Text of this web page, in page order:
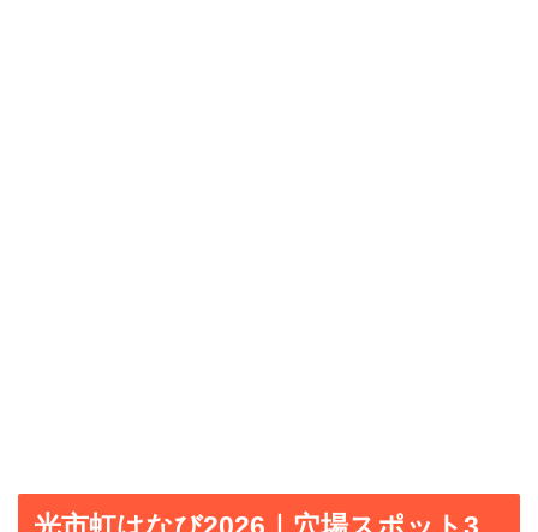
光市虹はなび2026｜穴場スポット3